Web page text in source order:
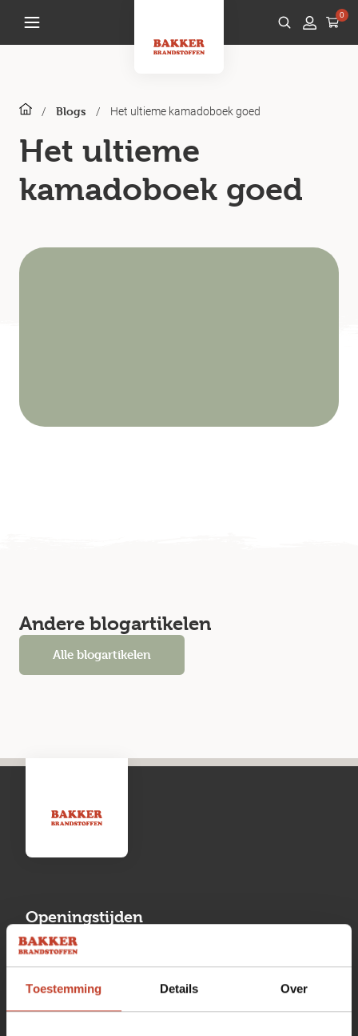
Toestemming Details Over
0
/ Blogs / Het ultieme kamadoboek goed
Het ultieme
kamadoboek goed
Andere blogartikelen
Alle blogartikelen
Openingstijden
Maandag
13:00 tot 17:00
Dinsdag
08:00 tot 17:00